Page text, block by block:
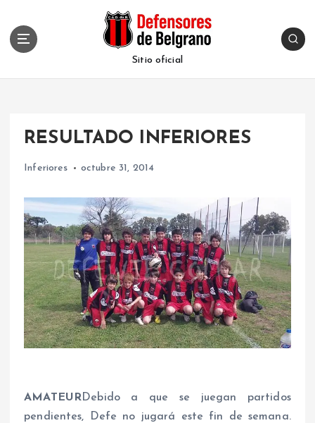
Sitio oficial
RESULTADO INFERIORES
Inferiores octubre 31, 2014
AMATEURDebido a que se juegan partidos
pendientes, Defe no jugará este fin de semana.